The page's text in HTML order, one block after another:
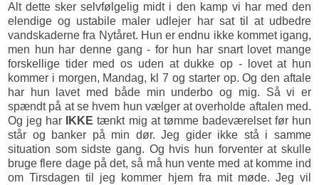
Alt dette sker selvfølgelig midt i den kamp vi har med den
elendige og ustabile maler udlejer har sat til at udbedre
vandskaderne fra Nytåret. Hun er endnu ikke kommet igang,
men hun har denne gang - for hun har snart lovet mange
forskellige tider med os uden at dukke op - lovet at hun
kommer i morgen, Mandag, kl 7 og starter op. Og den aftale
har hun lavet med både min underbo og mig. Så vi er
spændt på at se hvem hun vælger at overholde aftalen med.
Og jeg har
IKKE tænkt mig at tømme badeværelset før hun
står og banker på min dør. Jeg gider ikke stå i samme
situation som sidste gang. Og hvis hun forventer at skulle
bruge flere dage på det, så må hun vente med at komme ind
om Tirsdagen til jeg kommer hjem fra mit møde. Jeg vil